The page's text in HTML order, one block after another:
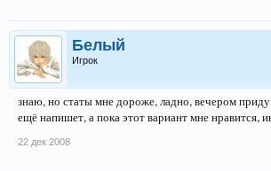
Белый
Игрок
знаю, но статы мне дороже, ладно, вечером
ещё напишет, а пока этот вариант мне нравится,
22 дек 2008